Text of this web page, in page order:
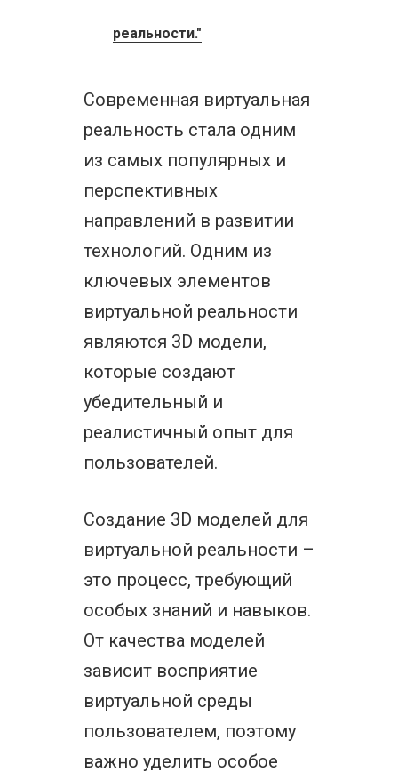
реальности."
Современная виртуальная
реальность стала одним
из самых популярных и
перспективных
направлений в развитии
технологий. Одним из
ключевых элементов
виртуальной реальности
являются 3D модели,
которые создают
убедительный и
реалистичный опыт для
пользователей.
Создание 3D моделей для
виртуальной реальности –
это процесс, требующий
особых знаний и навыков.
От качества моделей
зависит восприятие
виртуальной среды
пользователем, поэтому
важно уделить особое